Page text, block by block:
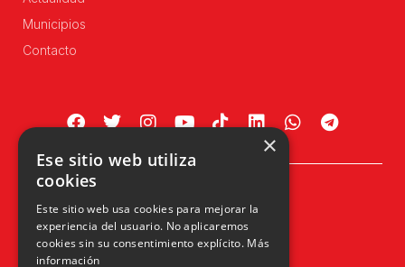
Municipios
Contacto
31002 Pamplona, Navarra
info@upn.org · 948 223 402
×
Ese sitio web utiliza
cookies
Este sitio web usa cookies para mejorar la
experiencia del usuario. No aplicaremos
cookies sin su consentimiento explícito. Más
información